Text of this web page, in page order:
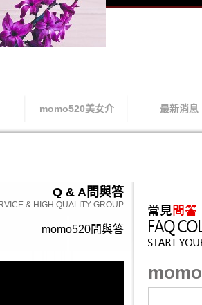
momo520美女介 最新消息
Q & A問與答
& HIGH QUALITY GROUP
momo520問與答